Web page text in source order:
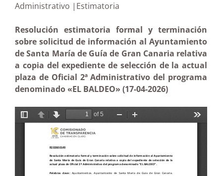
Administrativo |Estimatoria
Resolución estimatoria formal y terminación
sobre solicitud de información al Ayuntamiento
de Santa María de Guía de Gran Canaria relativa
a copia del expediente de selección de la actual
plaza de Oficial 2ª Administrativo del programa
denominado «EL BALDEO» (17-04-2026)